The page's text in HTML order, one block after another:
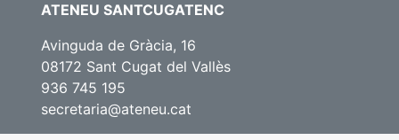
ATENEU SANTCUGATENC
Avinguda de Gràcia, 16
08172 Sant Cugat del Vallès
936 745 195
secretaria@ateneu.cat